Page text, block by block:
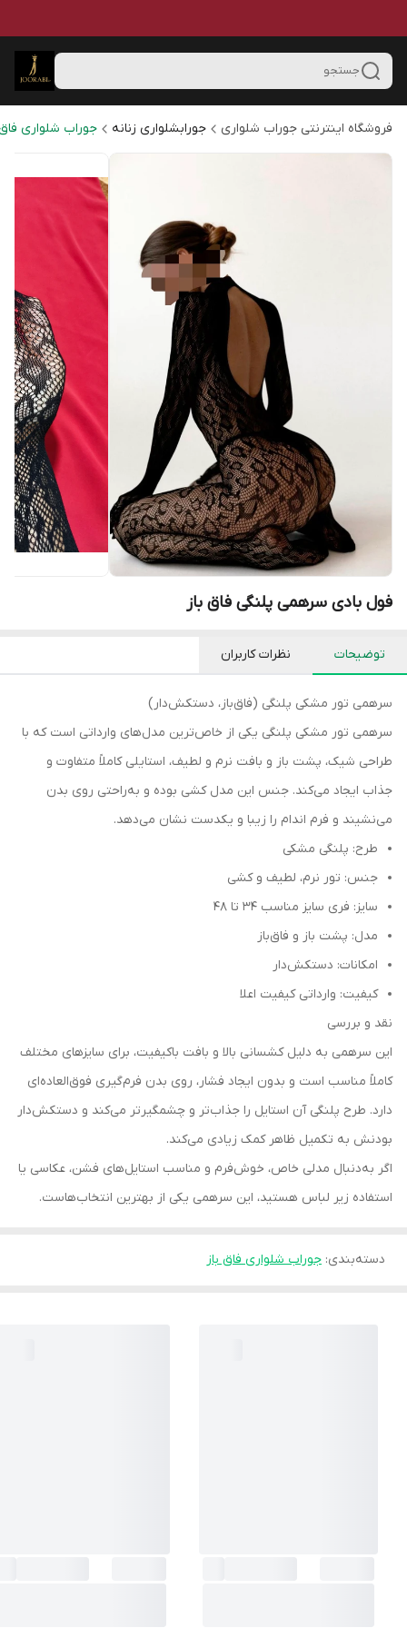
جستجو
فروشگاه اینترنتی جوراب شلواری جورابشلواری زنانه جوراب شلواری فاق
فول بادی سرهمی پلنگی فاق باز
توضیحات نظرات کاربران
سرهمی تور مشکی پلنگی (فاق‌باز، دستکش‌دار)
سرهمی تور مشکی پلنگی یکی از خاص‌ترین مدل‌های وارداتی است که با
طراحی شیک، پشت باز و بافت نرم و لطیف، استایلی کاملاً متفاوت و
جذاب ایجاد می‌کند. جنس این مدل کشی بوده و به‌راحتی روی بدن
می‌نشیند و فرم اندام را زیبا و یکدست نشان می‌دهد.
طرح: پلنگی مشکی
جنس: تور نرم، لطیف و کشی
سایز: فری سایز مناسب ۳۴ تا ۴۸
مدل: پشت باز و فاق‌باز
امکانات: دستکش‌دار
کیفیت: وارداتی کیفیت اعلا
نقد و بررسی
این سرهمی به دلیل کشسانی بالا و بافت باکیفیت، برای سایزهای مختلف
کاملاً مناسب است و بدون ایجاد فشار، روی بدن فرم‌گیری فوق‌العاده‌ای
دارد. طرح پلنگی آن استایل را جذاب‌تر و چشمگیرتر می‌کند و دستکش‌دار
بودنش به تکمیل ظاهر کمک زیادی می‌کند.
اگر به‌دنبال مدلی خاص، خوش‌فرم و مناسب استایل‌های فشن، عکاسی یا
استفاده زیر لباس هستید، این سرهمی یکی از بهترین انتخاب‌هاست.
دسته‌بندی: جوراب شلواری فاق باز